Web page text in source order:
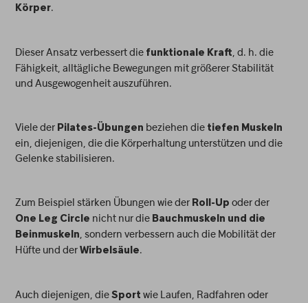
Körper.
Dieser Ansatz verbessert die funktionale Kraft, d. h. die
Fähigkeit, alltägliche Bewegungen mit größerer Stabilität
und Ausgewogenheit auszuführen.
Viele der Pilates-Übungen beziehen die tiefen Muskeln
ein, diejenigen, die die Körperhaltung unterstützen und die
Gelenke stabilisieren.
Zum Beispiel stärken Übungen wie der Roll-Up oder der
One Leg Circle nicht nur die Bauchmuskeln und die
Beinmuskeln, sondern verbessern auch die Mobilität der
Hüfte und derWirbelsäule.
Auch diejenigen, dieSport wie Laufen, Radfahren oder